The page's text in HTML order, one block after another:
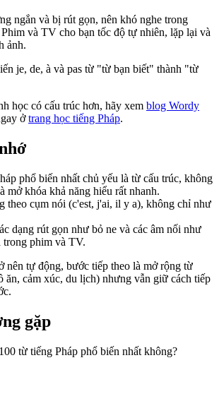
ngắn và bị rút gọn, nên khó nghe trong
và TV cho bạn tốc độ tự nhiên, lặp lại và
ảnh.
je, de, à và pas từ "từ bạn biết" thành "từ
học có cấu trúc hơn, hãy xem blog Wordy
ởtrang học tiếng Pháp.
phổ biến nhất chủ yếu là từ cấu trúc, không
mở khóa khả năng hiểu rất nhanh.
theo cụm nói (c'est, j'ai, il y a), không chỉ như
dạng rút gọn như bỏ ne và các âm nối như
trong phim và TV.
nên tự động, bước tiếp theo là mở rộng từ
ăn, cảm xúc, du lịch) nhưng vẫn giữ cách tiếp
gặp
từ tiếng Pháp phổ biến nhất không?